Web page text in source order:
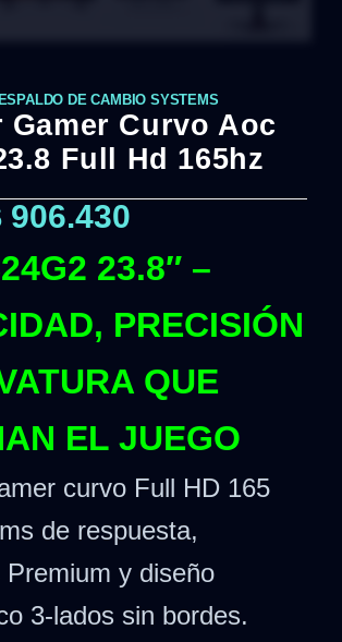
DE CAMBIO SYSTEMS
Gamer Curvo Aoc
Full Hd 165hz
906.430
23.8″ –
PRECISIÓN
QUE
EL JUEGO
curvo Full HD 165
de respuesta,
Premium y diseño
3-lados sin bordes.